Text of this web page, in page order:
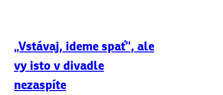
„Vstávaj, ideme spať“, ale
vy isto v divadle
nezaspíte